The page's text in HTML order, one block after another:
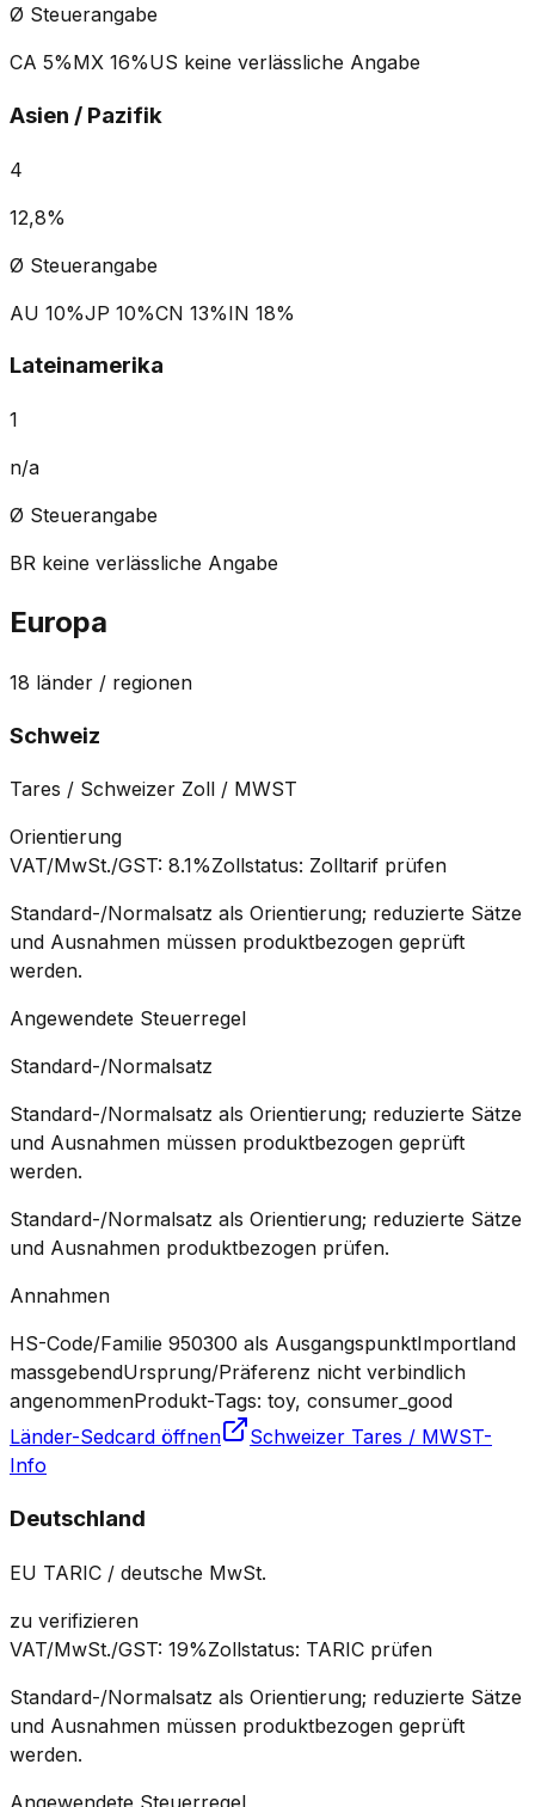
Ø Steuerangabe
CA 5%MX 16%US keine verlässliche Angabe
Asien / Pazifik
4
12,8%
Ø Steuerangabe
AU 10%JP 10%CN 13%IN 18%
Lateinamerika
1
n/a
Ø Steuerangabe
BR keine verlässliche Angabe
Europa
18 länder / regionen
Schweiz
Tares / Schweizer Zoll / MWST
Orientierung
VAT/MwSt./GST: 8.1%Zollstatus: Zolltarif prüfen
Standard-/Normalsatz als Orientierung; reduzierte Sätze
und Ausnahmen müssen produktbezogen geprüft
werden.
Angewendete Steuerregel
Standard-/Normalsatz
Standard-/Normalsatz als Orientierung; reduzierte Sätze
und Ausnahmen müssen produktbezogen geprüft
werden.
Standard-/Normalsatz als Orientierung; reduzierte Sätze
und Ausnahmen produktbezogen prüfen.
Annahmen
HS-Code/Familie 950300 als AusgangspunktImportland
massgebendUrsprung/Präferenz nicht verbindlich
angenommenProdukt-Tags: toy, consumer_good
Länder-Sedcard öffnen
Schweizer Tares / MWST-
Info
Deutschland
EU TARIC / deutsche MwSt.
zu verifizieren
VAT/MwSt./GST: 19%Zollstatus: TARIC prüfen
Standard-/Normalsatz als Orientierung; reduzierte Sätze
und Ausnahmen müssen produktbezogen geprüft
werden.
Angewendete Steuerregel